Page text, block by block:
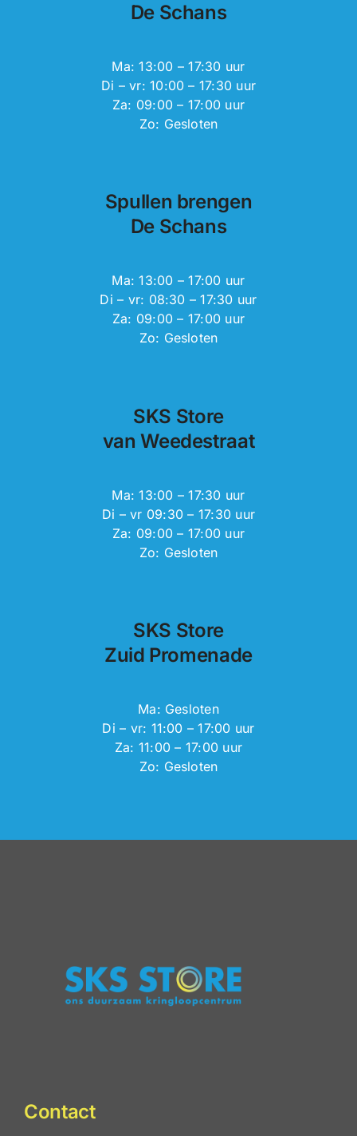
De Schans
Ma: 13:00 – 17:30 uur
Di – vr: 10:00 – 17:30 uur
Za: 09:00 – 17:00 uur
Zo: Gesloten
Spullen brengen
De Schans
Ma: 13:00 – 17:00 uur
Di – vr: 08:30 – 17:30 uur
Za: 09:00 – 17:00 uur
Zo: Gesloten
SKS Store
van Weedestraat
Ma: 13:00 – 17:30 uur
Di – vr 09:30 – 17:30 uur
Za: 09:00 – 17:00 uur
Zo: Gesloten
SKS Store
Zuid Promenade
Ma: Gesloten
Di – vr: 11:00 – 17:00 uur
Za: 11:00 – 17:00 uur
Zo: Gesloten
Contact